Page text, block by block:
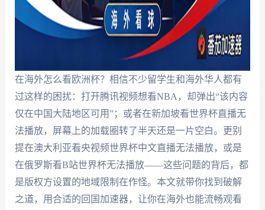
在海外怎么看欧洲杯？相信不少留学生和海外华人都有
过这样的困扰：打开腾讯视频想看NBA，却弹出“该内容
仅在中国大陆地区可用”；或者在新加坡看世界杯直播无
法播放，屏幕上的加载圈转了半天还是一片空白。更别
提在澳大利亚看央视频世界杯中文直播无法播放，或是
在俄罗斯看B站世界杯无法播放——这些问题的背后，都
是版权方设置的地域限制在作怪。本文就带你找到破解
之道，用合适的回国加速器，让你在海外也能流畅观看